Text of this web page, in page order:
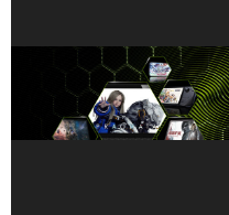
業界最高水準：GeForce
NOW で、1 台のノート
学習と PC ゲームのストリ
ミングを両立